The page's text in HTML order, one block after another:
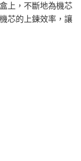
上，不斷地為機芯
芯的上鍊效率，讓